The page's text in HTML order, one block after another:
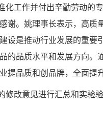
化工作并付出辛勤劳动的
谢。姚理事长表示，高
设是推动行业发展的重
的品质水平和发展方向
提品质和创品牌，全面提
修改意见进行汇总和实验